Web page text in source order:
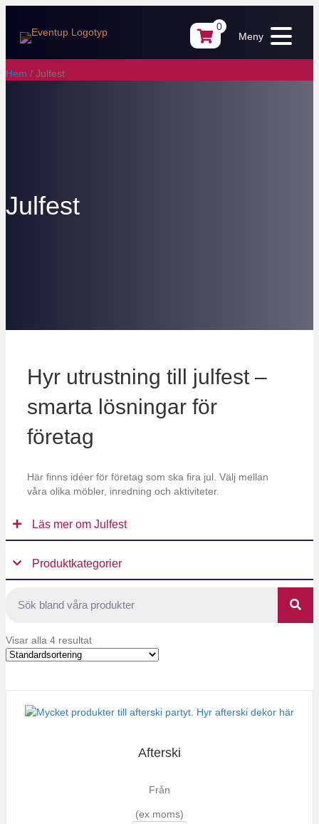
0
Meny
Hem / Julfest
Julfest
Hyr utrustning till julfest –
smarta lösningar för
företag
Här finns idéer för företag som ska fira jul. Välj mellan
våra olika möbler, inredning och aktiviteter.
Läs mer om Julfest
Produktkategorier
Visar alla 4 resultat
Afterski
Från
(ex moms)